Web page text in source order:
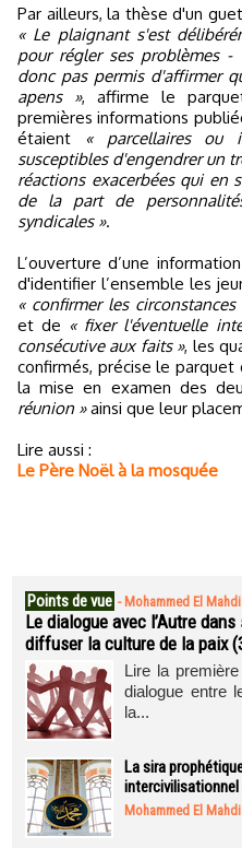
Par ailleurs, la thèse d'un
« Le plaignant s'est
pour régler ses problèmes
donc pas permis d'affirmer
apens », affirme le
premières informations
étaient
« parcellaires ou
susceptibles d'engendrer un
réactions exacerbées qui en
de la part de
syndicales ».
L’ouverture d’une
d'identifier l’ensemble les
« confirmer les
et de « fixer l'éventuelle
consécutive aux faits », les
confirmés, précise le
la mise en examen des
réunion »ainsi que leur
Lire aussi :
Le Père Noël à la mosquée
Points de vue - Mohammed El
Le dialogue avec l’Autre
diffuser la culture de la paix
Lire la
dialogue entre
la...
La sira
Mohammed El